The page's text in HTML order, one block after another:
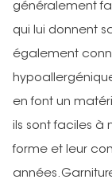
généralement
qui lui donnent
également
en font un
ils sont faciles à
forme et leur